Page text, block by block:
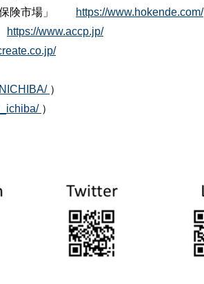
保険市場」
https://www.hokende.com/
https://www.accp.jp/
）
）